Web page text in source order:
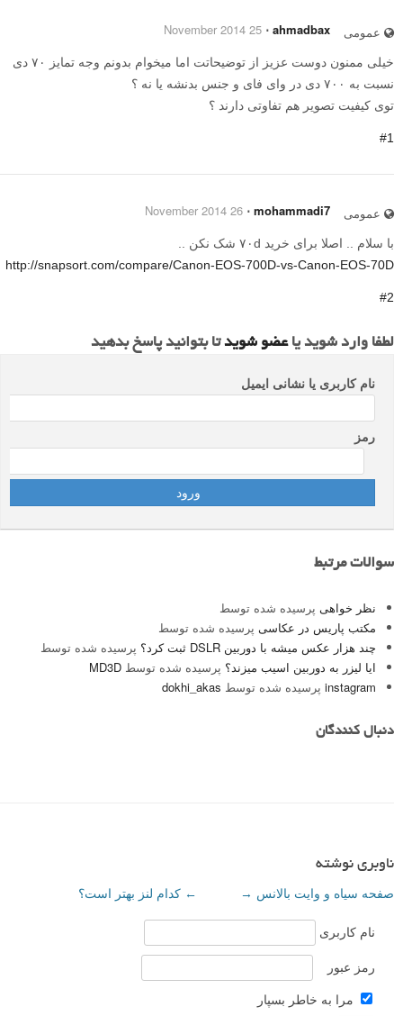
عمومی ahmadbax
⋅
25 November 2014
خیلی ممنون دوست عزیز از توضیحاتت اما میخوام بدونم وجه تمایز ۷۰ دی
نسبت به ۷۰۰ دی در وای فای و جنس بدنشه یا نه ؟
توی کیفیت تصویر هم تفاوتی دارند ؟
#1
عمومی mohammadi7
⋅
26 November 2014
با سلام .. اصلا برای خرید ۷۰d شک نکن ..
http://snapsort.com/compare/Canon-EOS-700D-vs-Canon-EOS-70D
#2
لطفا وارد شوید یاعضو شویدتا بتوانید پاسخ بدهید
نام کاربری یا نشانی ایمیل
رمز
سوالات مرتبط
نظر خواهی پرسیده شده توسط
مکتب پاریس در عکاسی پرسیده شده توسط
چند هزار عکس میشه با دوربین DSLR ثبت کرد؟
پرسیده شده توسط
ایا لیزر به دوربین اسیب میزند؟ پرسیده شده توسط MD3D
instagram پرسیده شده توسط dokhi_akas
دنبال کنندگان
ناوبری نوشته
← کدام لنز بهتر است؟ صفحه سیاه و وایت بالانس →
نام کاربری
رمز عبور
مرا به خاطر بسپار